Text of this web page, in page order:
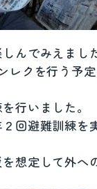
んでみえまし
レクを行う予定
行いました。
回避難訓練を
想定して外へ